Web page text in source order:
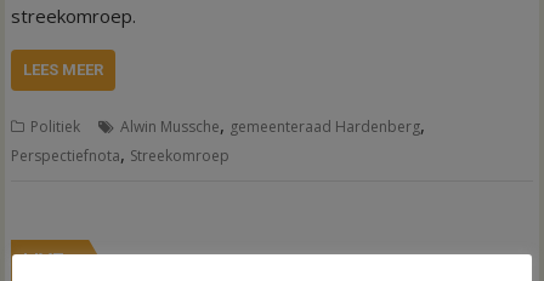
streekomroep.
LEES MEER
Politiek Alwin Mussche, gemeenteraad Hardenberg,
Perspectiefnota, Streekomroep
LIVE